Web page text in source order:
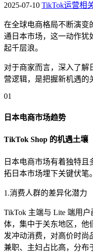
2025-07-10 TikTok运营相
在全球电商格局不断演变
通日本市场，这一动作犹
起千层浪。
对于商家而言，深入了解
营逻辑，是把握新机遇的
01
日本电商市场趋势
TikTok Shop 的机遇土壤
日本电商市场有着独特且
拓日本市场埋下关键伏笔。
1.消费人群的差异化潜力
TikTok 主端与 Lite 端用
体，集中于关东地区，他
发冲动消费，对高价时尚
兼职、主妇占比高，分布